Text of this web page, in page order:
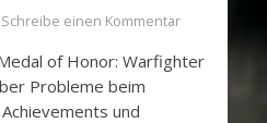
Schreibe einen Kommentar
of Honor: Warfighter
Probleme beim
und